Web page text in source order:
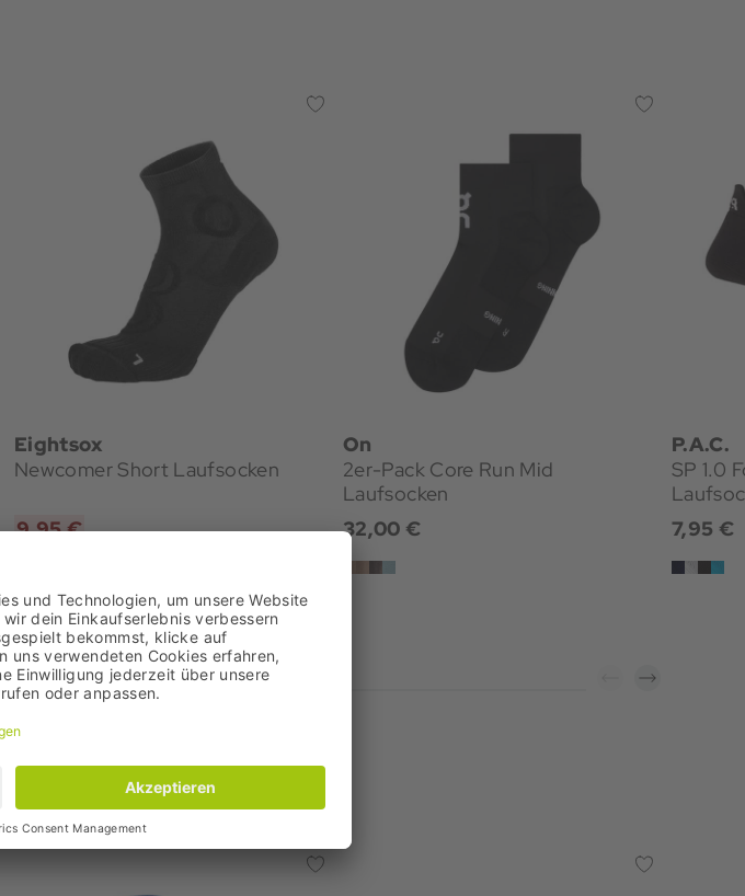
Eightsox
Newcomer Short Laufsocken
9,95 €
On
2er-Pack Core Run Mid
Laufsocken
32,00 €
P.A.C.
SP 1.0
7,95 €